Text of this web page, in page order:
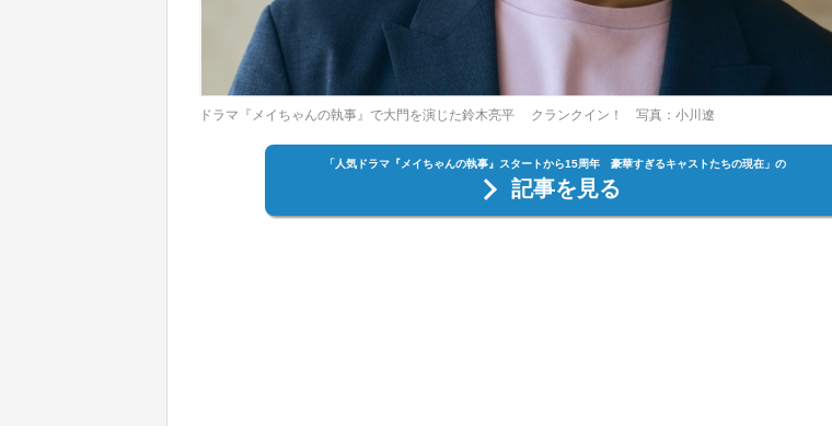
ドラマ『メイちゃんの執事』で大門を演じた鈴木亮平 クランクイン！ 写真：小川遼
「人気ドラマ『メイちゃんの執事』スタートから15周年 豪華すぎるキャストたちの現在」の
記事を見る